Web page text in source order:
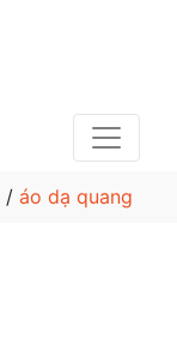
/ áo dạ quang